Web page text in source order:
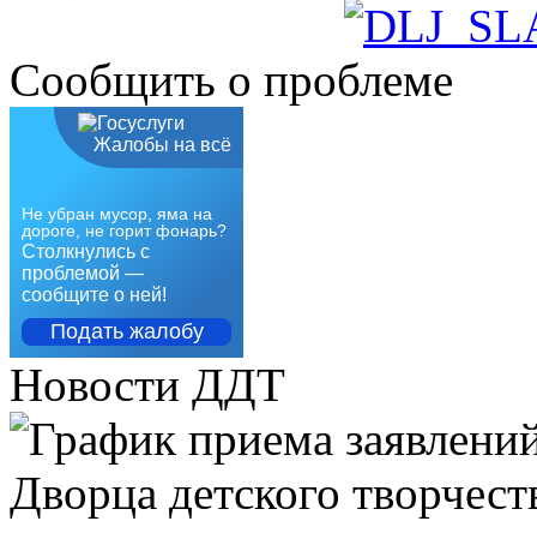
Сообщить о проблеме
Жалобы на всё
Не убран мусор, яма на
дороге, не горит фонарь?
Столкнулись с
проблемой —
сообщите о ней!
Подать жалобу
Новости ДДТ